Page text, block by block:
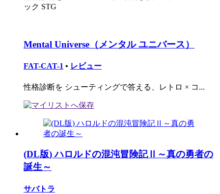
ック STG
Mental Universe（メンタル ユニバース）
FAT-CAT-1 • レビュー
性格診断を シューティングで答える、レトロ × コ...
(DL版) ハロルドの混沌冒険記Ⅱ～真の勇者の
誕生～
サバトラ